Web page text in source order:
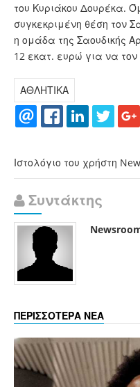
του Κυριάκου Δουρέκα.
συγκεκριμένη θέση τον
η ομάδα της Σαουδικής
12 εκατ. ευρώ για να
ΑΘΛΗΤΙΚΑ
Ιστολόγιο του χρήστη
Συντάκτης
ΠΕΡΙΣΣΟΤΕΡΑ ΝΕΑ